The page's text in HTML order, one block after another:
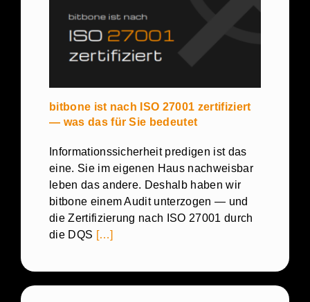
bitbone ist nach ISO 27001 zertifiziert
— was das für Sie bedeutet
Informationssicherheit predigen ist das
eine. Sie im eigenen Haus nachweisbar
leben das andere. Deshalb haben wir
bitbone einem Audit unterzogen — und
die Zertifizierung nach ISO 27001 durch
die DQS […]